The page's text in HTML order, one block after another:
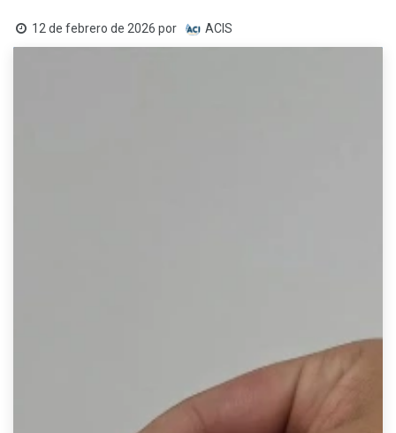
12 de febrero de 2026 por ACIS